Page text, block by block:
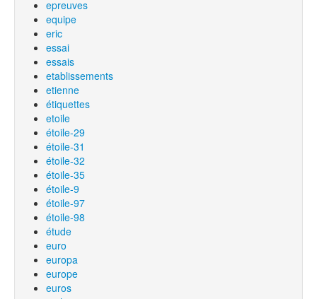
epreuves
equipe
eric
essai
essais
etablissements
etienne
étiquettes
etoile
étoile-29
étoile-31
étoile-32
étoile-35
étoile-9
étoile-97
étoile-98
étude
euro
europa
europe
euros